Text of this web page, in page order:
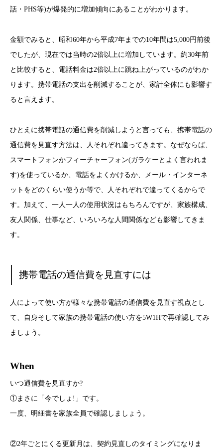
話・PHS等)が爆発的に増加傾向にあることがわかります。
金額でみると、昭和60年から平成7年までの10年間は5,000円前後
でしたが、現在では当時の2倍以上に増加しています。約30年前
と比較すると、電話料金は2倍以上に跳ね上がっているのがわか
ります。携帯電話の支出を削減することが、家計全体にも影響す
ると言えます。
ひとえに携帯電話の通信費を削減しようと言っても、携帯電話の
通信費を見直す方法は、人それぞれ違ってきます。なぜならば、
スマートフォンかフィーチャーフォン(ガラケーとよく言われま
す)を使っているか、電話をよくかけるか、メール・インターネ
ットをどのくらい使うか等で、人それぞれで違ってくるからで
す。 加えて、一人一人の使用状況はもちろんですが、家族構成、
友人関係、仕事など、いろいろな人間関係なども影響してきま
す。
携帯電話の通信費を見直すには
人によって使い方が様々な携帯電話の通信費を見直す視点とし
て、自身そして家族の携帯電話の使い方を5W1Hで再確認してみ
ましょう。
When
いつ通信費を見直すか?
①まさに「今でしょ!」です。
一度、明細書を家族全員で確認しましょう。
②2年ごとにくる更新月は、契約見直しのタイミングになりま